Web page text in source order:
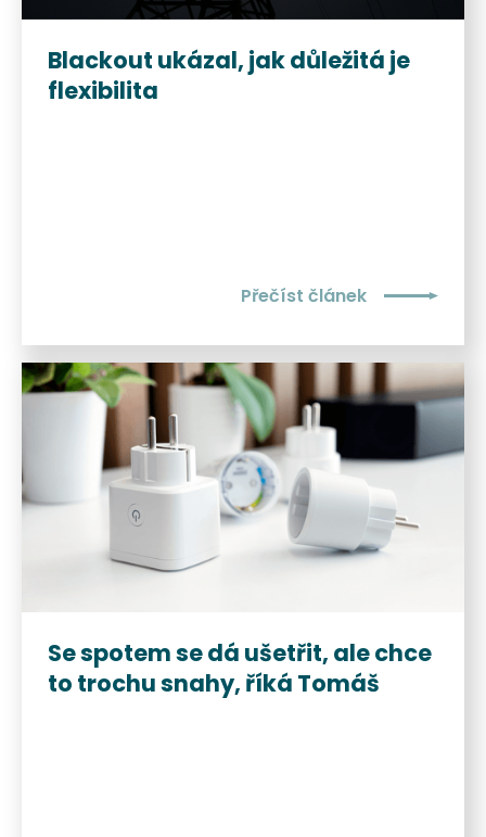
Blackout ukázal, jak důležitá je
flexibilita
Přečíst článek
Se spotem se dá ušetřit, ale chce
to trochu snahy, říká Tomáš